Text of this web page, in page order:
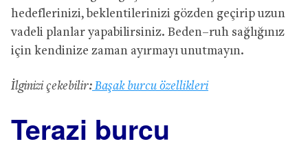
hedeflerinizi, beklentilerinizi gözden geçirip uzun
vadeli planlar yapabilirsiniz. Beden–ruh sağlığınız
için kendinize zaman ayırmayı unutmayın.
İlginizi çekebilir: Başak burcu özellikleri
Terazi burcu